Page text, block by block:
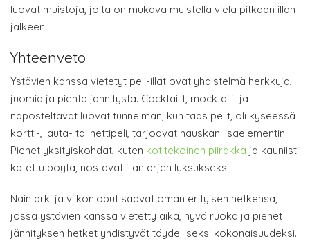
luovat muistoja, joita on mukava muistella vielä pitkään illan
jälkeen.
Yhteenveto
Ystävien kanssa vietetyt peli-illat ovat yhdistelmä herkkuja,
juomia ja pientä jännitystä. Cocktailit, mocktailit ja
naposteltavat luovat tunnelman, kun taas pelit, oli kyseessä
kortti-, lauta- tai nettipeli, tarjoavat hauskan lisäelementin.
Pienet yksityiskohdat, kuten kotitekoinen piirakka ja kauniisti
katettu pöytä, nostavat illan arjen luksukseksi.
Näin arki ja viikonloput saavat oman erityisen hetkensä,
jossa ystävien kanssa vietetty aika, hyvä ruoka ja pienet
jännityksen hetket yhdistyvät täydelliseksi kokonaisuudeksi.